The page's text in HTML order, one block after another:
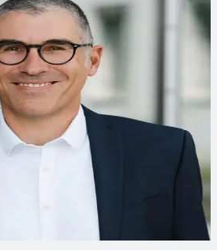
Leistungen?
Experten.
Projekte wie die
von Industriebrachen